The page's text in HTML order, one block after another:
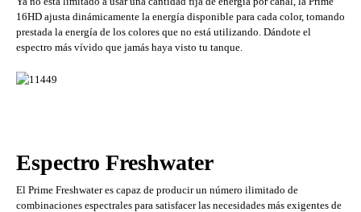
16HD ajusta dinámicamente la energía disponible para cada color, tomando
prestada la energía de los colores que no está utilizando. Dándote el
espectro más vívido que jamás haya visto tu tanque.
Espectro Freshwater
El Prime Freshwater es capaz de producir un número ilimitado de
combinaciones espectrales para satisfacer las necesidades más exigentes de